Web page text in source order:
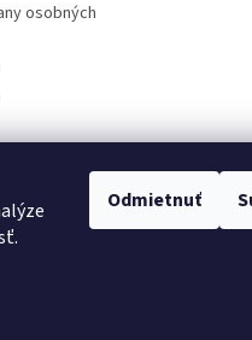
Odmietnuť
osobných
cien Dizajn, napojenie a